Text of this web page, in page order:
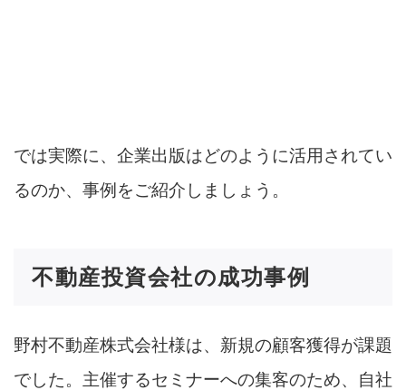
では実際に、企業出版はどのように活用されてい
るのか、事例をご紹介しましょう。
不動産投資会社の成功事例
野村不動産株式会社様は、新規の顧客獲得が課題
でした。主催するセミナーへの集客のため、自社